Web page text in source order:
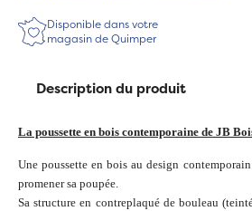
Disponible dans votre
magasin de Quimper
Description du produit
La poussette en bois contemporaine de JB
Une poussette en bois au design
promener sa poupée.
Sa structure en contreplaqué de bouleau